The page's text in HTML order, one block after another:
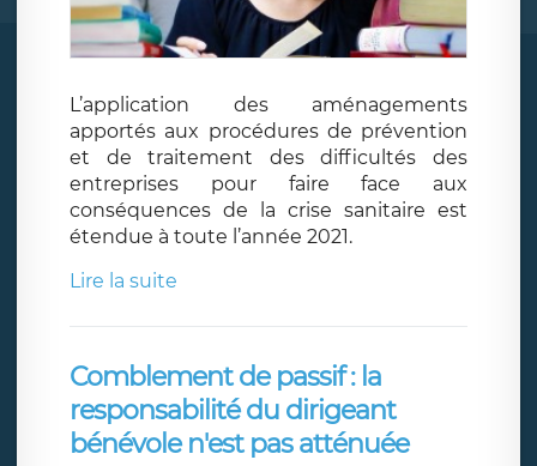
L’application des aménagements
apportés aux procédures de prévention
et de traitement des difficultés des
entreprises pour faire face aux
conséquences de la crise sanitaire est
étendue à toute l’année 2021.
Lire la suite
Comblement de passif : la
responsabilité du dirigeant
bénévole n'est pas atténuée